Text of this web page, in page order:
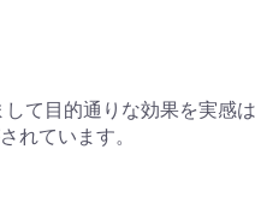
て目的通りな効果を実感は
れています。